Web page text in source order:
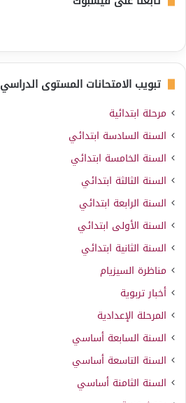
تبويب الامتحانات المستوى الدراسي
مرحلة ابتدائية
السنة السادسة ابتدائي
السنة الخامسة ابتدائي
السنة الثالثة ابتدائي
السنة الرابعة ابتدائي
السنة الأولى ابتدائي
السنة الثانية ابتدائي
مناظرة السيزيام
أخبار تربوية
المرحلة الإعدادية
السنة السابعة أساسي
السنة التاسعة أساسي
السنة الثامنة أساسي